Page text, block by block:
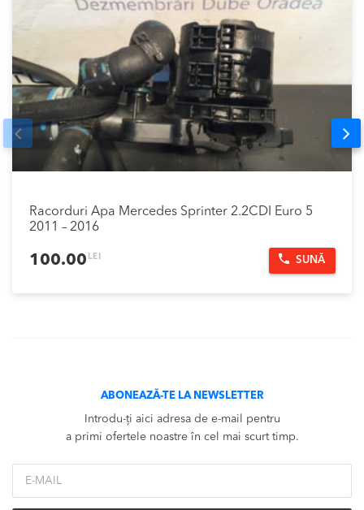
Racorduri Apa Mercedes Sprinter 2.2CDI Euro 5
2011 – 2016
100.00 LEI SUNĂ
Prev
ABONEAZĂ-TE LA NEWSLETTER
Introdu-ți aici adresa de e-mail pentru
a primi ofertele noastre în cel mai scurt timp.